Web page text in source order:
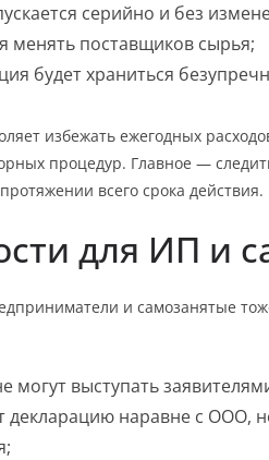
серийно и без
менять поставщиков сырья;
будет храниться
избежать ежегодных
процедур. Главное —
всего срока действия.
для ИП и
и самозанятые
могут выступать
наравне с ООО,